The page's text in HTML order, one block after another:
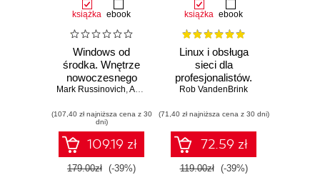
książka ebook
Windows od
środka. Wnętrze
nowoczesnego
systemu,
systemy plików,
rozruch,
bezpieczeństwo i
dużo więcej.
Wydanie VII
Mark Russinovich,Andrea Allievi ,Alex Ionescu,David Solomon
(107,40 zł najniższa cena z 30
dni)
109.19 zł
179.00zł (-39%)
książka ebook
Linux i obsługa
sieci dla
profesjonalistów.
Konfiguracja i
bezpiecznych
usług sieciowych
Rob VandenBrink
(71,40 zł najniższa cena z 30 dni)
72.59 zł
119.00zł (-39%)